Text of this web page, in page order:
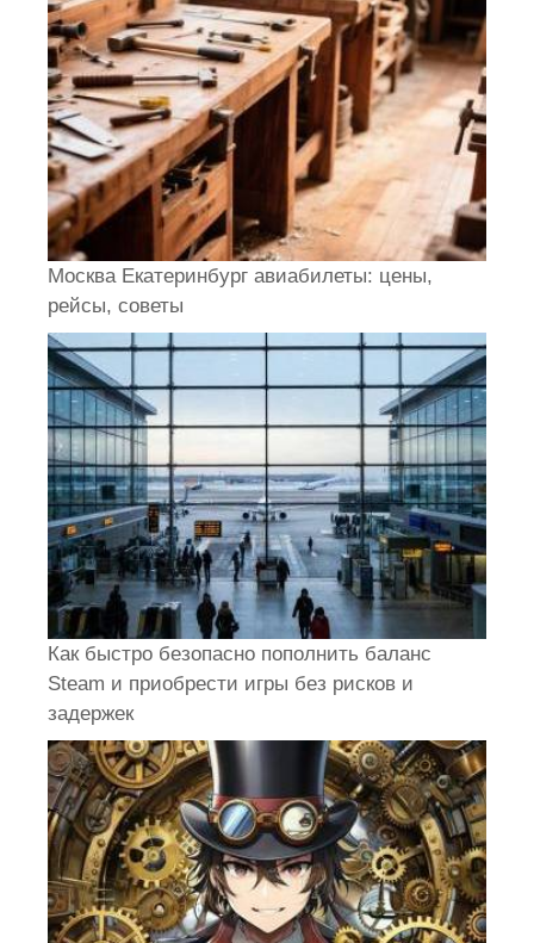
Москва Екатеринбург авиабилеты: цены,
рейсы, советы
Как быстро безопасно пополнить баланс
Steam и приобрести игры без рисков и
задержек